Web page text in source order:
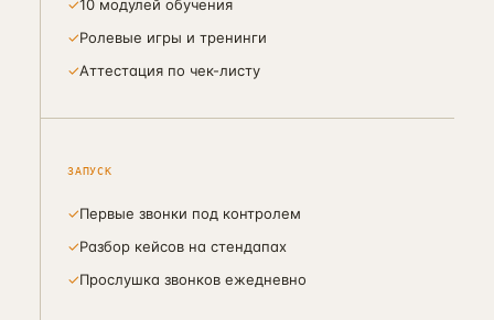
✓10 модулей обучения
✓Ролевые игры и тренинги
✓Аттестация по чек-листу
ЗАПУСК
✓Первые звонки под контролем
✓Разбор кейсов на стендапах
✓Прослушка звонков ежедневно